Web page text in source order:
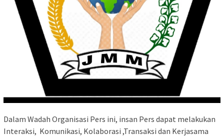
Dalam Wadah Organisasi Pers ini, insan Pers dapat melakukan
Interaksi, Komunikasi, Kolaborasi ,Transaksi dan Kerjasama